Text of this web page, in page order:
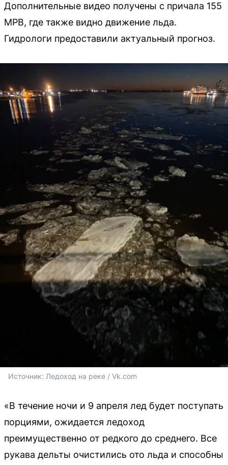
Дополнительные видео получены с причала 155
МРВ, где также видно движение льда.
Гидрологи предоставили актуальный прогноз.
Источник: Ледоход на реке / Vk.com
«В течение ночи и 9 апреля лед будет поступать
порциями, ожидается ледоход
преимущественно от редкого до среднего. Все
рукава дельты очистились ото льда и способны